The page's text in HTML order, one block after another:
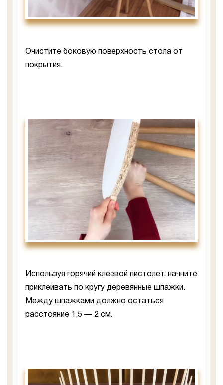
Очистите боковую поверхность стола от
покрытия.
Используя горячий клеевой пистолет, начните
приклеивать по кругу деревянные шпажки.
Между шпажками должно остаться
расстояние 1,5 — 2 см.